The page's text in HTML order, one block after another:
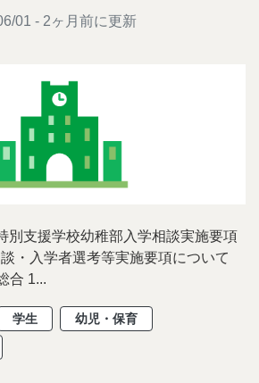
01 - 2ヶ月前に更新
別支援学校幼稚部入学相談実施要項
・入学者選考等実施要項について
合 1...
学生
幼児・保育